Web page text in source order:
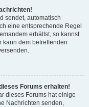
sendet, automatisch
eine entsprechende Regel
erhältst, so kannst
kann dem betreffenden
Forums erhalten!
dieses Forums hat einige
Nachrichten senden,